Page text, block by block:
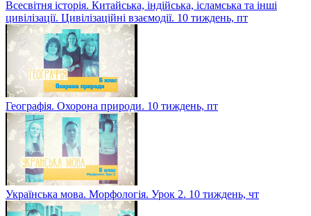
Всесвітня історія. Китайська, індійська, ісламська та інші
цивілізації. Цивілізаційні взаємодії. 10 тиждень, пт
Географія. Охорона природи. 10 тиждень, пт
Українська мова. Морфологія. Урок 2. 10 тиждень, чт